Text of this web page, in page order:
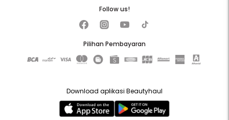
Pilihan Pembayaran
Follow us!
Download aplikasi Beautyhaul